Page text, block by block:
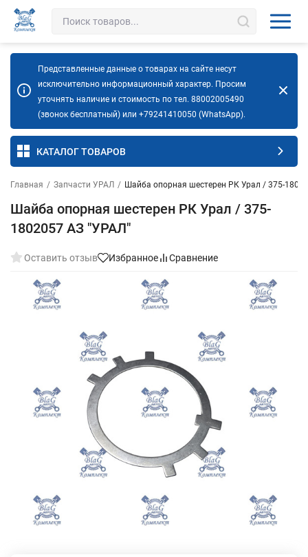
Представленные данные о товарах на сайте несут
исключительно информационный характер. Просим
уточнять наличие и стоимость по тел. 88002005490
(звонок бесплатный) или +79241410050 (WhatsApp).
КАТАЛОГ ТОВАРОВ
Главная / Запчасти УРАЛ / Шайба опорная шестерен РК Урал / 375-
Шайба опорная шестерен РК Урал / 375-
1802057 АЗ "УРАЛ"
Оставить отзыв Избранное Сравнение